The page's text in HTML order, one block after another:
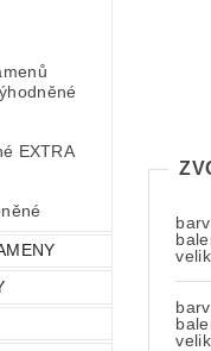
EXTRA